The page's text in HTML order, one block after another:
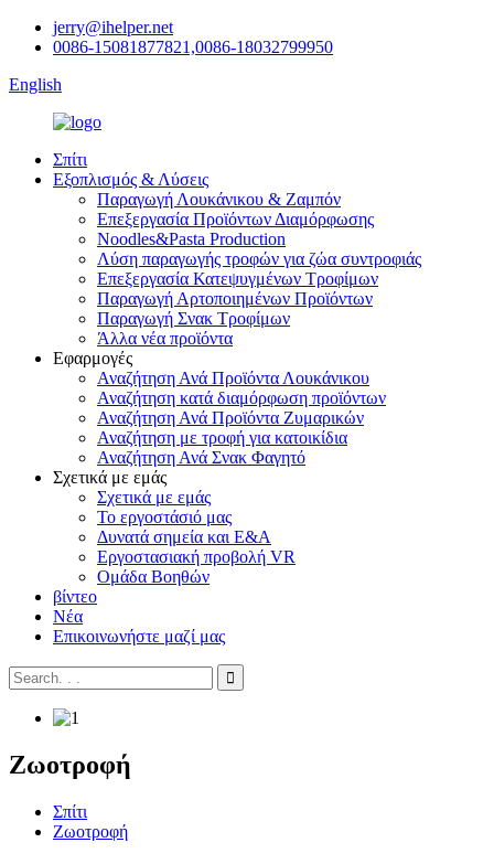
jerry@ihelper.net
0086-15081877821,0086-18032799950
English
Σπίτι
Εξοπλισμός & Λύσεις
Παραγωγή Λουκάνικου & Ζαμπόν
Επεξεργασία Προϊόντων Διαμόρφωσης
Noodles&Pasta Production
Λύση παραγωγής τροφών για ζώα συντροφιάς
Επεξεργασία Κατεψυγμένων Τροφίμων
Παραγωγή Αρτοποιημένων Προϊόντων
Παραγωγή Σνακ Τροφίμων
Άλλα νέα προϊόντα
Εφαρμογές
Αναζήτηση Ανά Προϊόντα Λουκάνικου
Αναζήτηση κατά διαμόρφωση προϊόντων
Αναζήτηση Ανά Προϊόντα Ζυμαρικών
Αναζήτηση με τροφή για κατοικίδια
Αναζήτηση Ανά Σνακ Φαγητό
Σχετικά με εμάς
Σχετικά με εμάς
Το εργοστάσιό μας
Δυνατά σημεία και Ε&Α
Εργοστασιακή προβολή VR
Ομάδα Βοηθών
βίντεο
Νέα
Επικοινωνήστε μαζί μας
Ζωοτροφή
Σπίτι
Ζωοτροφή